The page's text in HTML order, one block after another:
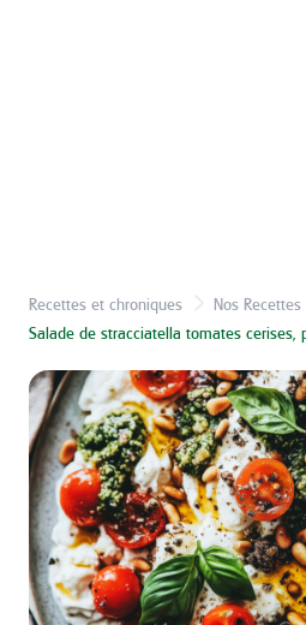
Recettes et chroniques
Nos Recettes
Salade de stracciatella tomates cerises,